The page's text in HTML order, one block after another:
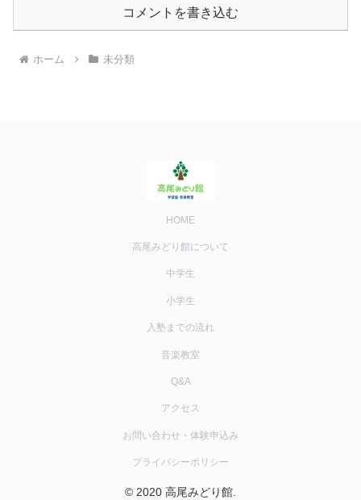
コメントを書き込む
ホーム 未分類
HOME
高尾みどり館について
中学生
小学生
入塾までの流れ
音楽教室
Q&A
アクセス
お問い合わせ・体験申込み
プライバシーポリシー
© 2020 高尾みどり館.